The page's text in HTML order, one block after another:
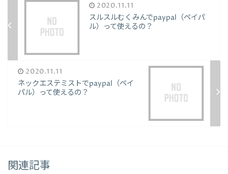
2020.11.11
スルスルむくみんでpaypal（ペイパ
ル）って使えるの？
2020.11.11
ネックエステミストでpaypal（ペイ
パル）って使えるの？
関連記事